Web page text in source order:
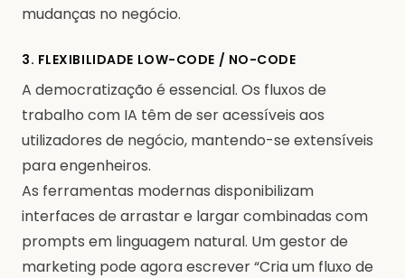
mudanças no negócio.
3. FLEXIBILIDADE LOW-CODE / NO-CODE
A democratização é essencial. Os fluxos de
trabalho com IA têm de ser acessíveis aos
utilizadores de negócio, mantendo-se extensíveis
para engenheiros.
As ferramentas modernas disponibilizam
interfaces de arrastar e largar combinadas com
prompts em linguagem natural. Um gestor de
marketing pode agora escrever “Cria um fluxo de